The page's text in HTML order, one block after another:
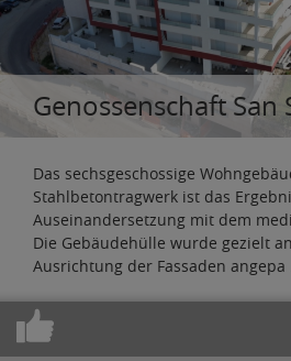
Genossenschaft San
Das sechsgeschossige
Stahlbetontragwerk ist das
Auseinandersetzung mit dem
Die Gebäudehülle wurde gezielt
Ausrichtung der Fassaden angepa